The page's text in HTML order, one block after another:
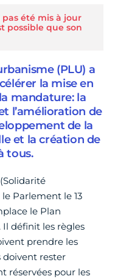
été mis à jour
possible que son
(PLU) a
la mise en
mandature: la
l’amélioration de
de la
et la création de
tous.
Parlement le 13
le Plan
Il définit les règles
prendre les
doivent rester
réservées pour les